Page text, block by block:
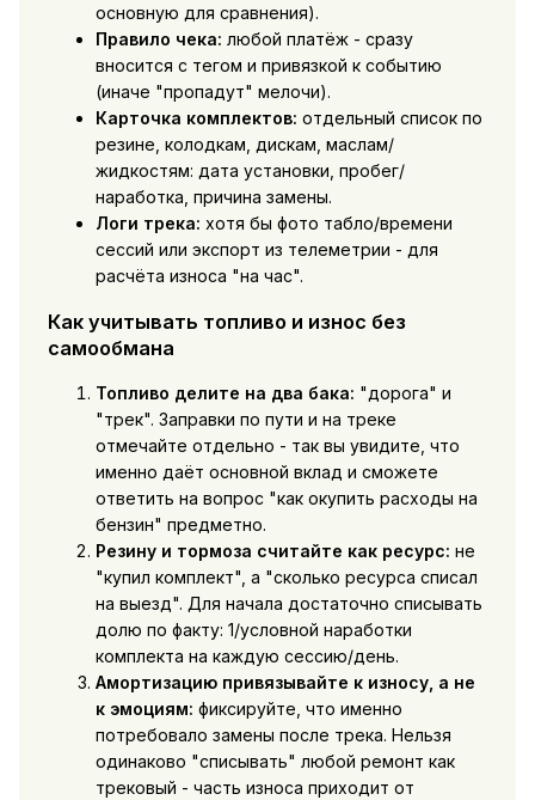
основную для сравнения).
Правило чека: любой платёж - сразу
вносится с тегом и привязкой к событию
(иначе "пропадут" мелочи).
Карточка комплектов: отдельный список по
резине, колодкам, дискам, маслам/
жидкостям: дата установки, пробег/
наработка, причина замены.
Логи трека: хотя бы фото табло/времени
сессий или экспорт из телеметрии - для
расчёта износа "на час".
Как учитывать топливо и износ без
самообмана
Топливо делите на два бака: "дорога" и
"трек". Заправки по пути и на треке
отмечайте отдельно - так вы увидите, что
именно даёт основной вклад и сможете
ответить на вопрос "как окупить расходы на
бензин" предметно.
Резину и тормоза считайте как ресурс: не
"купил комплект", а "сколько ресурса списал
на выезд". Для начала достаточно списывать
долю по факту: 1/условной наработки
комплекта на каждую сессию/день.
Амортизацию привязывайте к износу, а не
к эмоциям: фиксируйте, что именно
потребовало замены после трека. Нельзя
одинаково "списывать" любой ремонт как
трековый - часть износа приходит от